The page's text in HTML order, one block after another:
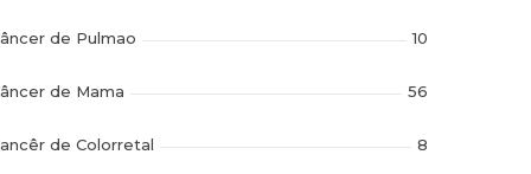
de Pulmao 10
de Mama 56
de Colorretal 8